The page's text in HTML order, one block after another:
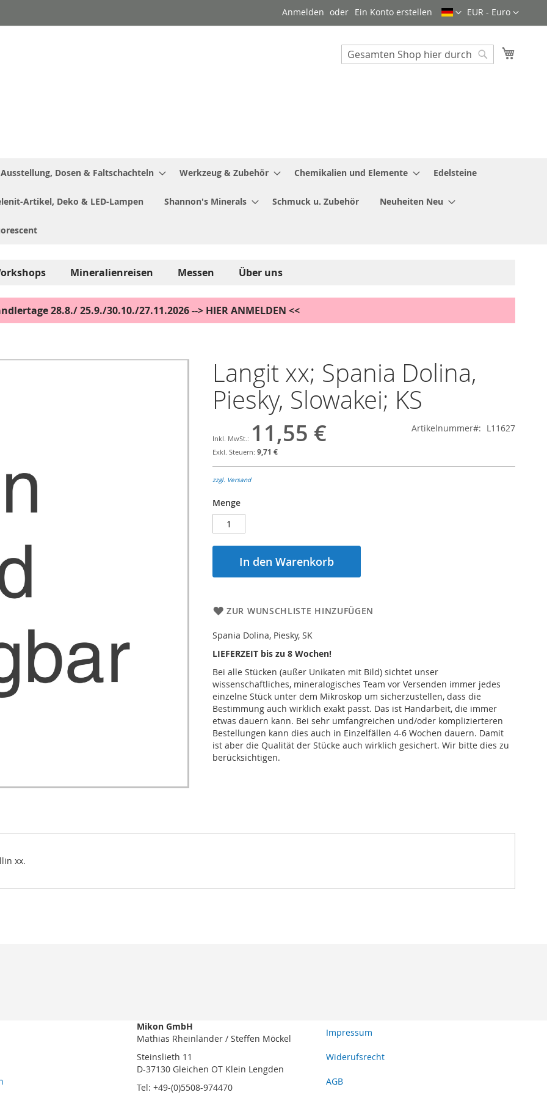
Währung
EUR - Euro
Sprache
Anmelden Ein Konto erstellen
Search
Ausstellung, Dosen & Faltschachteln Werkzeug & Zubehör Chemikalien und Elemente Edelsteine
Artikel, Deko & LED-Lampen Shannon's Minerals Schmuck u. Zubehör Neuheiten Neu
Mineralienreisen Messen Über uns
28.8./ 25.9./30.10./27.11.2026 --> HIER ANMELDEN <<
Langit xx; Spania Dolina,
Piesky, Slowakei; KS
11,55 €
9,71 €
Artikelnummer L11627
zzgl. Versand
Menge
In den Warenkorb
ZUR WUNSCHLISTE HINZUFÜGEN
Spania Dolina, Piesky, SK
LIEFERZEIT bis zu 8 Wochen!
Bei alle Stücken (außer Unikaten mit Bild) sichtet unser
wissenschaftliches, mineralogisches Team vor Versenden immer jedes
einzelne Stück unter dem Mikroskop um sicherzustellen, dass die
Bestimmung auch wirklich exakt passt. Das ist Handarbeit, die immer
etwas dauern kann. Bei sehr umfangreichen und/oder komplizierteren
Bestellungen kann dies auch in Einzelfällen 4-6 Wochen dauern. Damit
ist aber die Qualität der Stücke auch wirklich gesichert. Wir bitte dies zu
berücksichtigen.
xx.
Mikon GmbH
Mathias Rheinländer / Steffen Möckel
Steinslieth 11
D-37130 Gleichen OT Klein Lengden
Tel: +49-(0)5508-974470
Impressum
Widerufsrecht
AGB